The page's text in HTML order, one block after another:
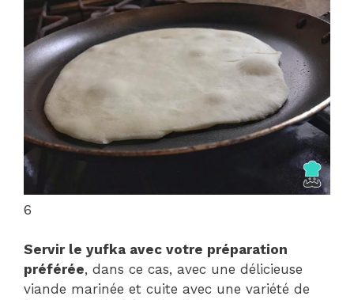
6
Servir le yufka avec votre préparation
préférée, dans ce cas, avec une délicieuse
viande marinée et cuite avec une variété de